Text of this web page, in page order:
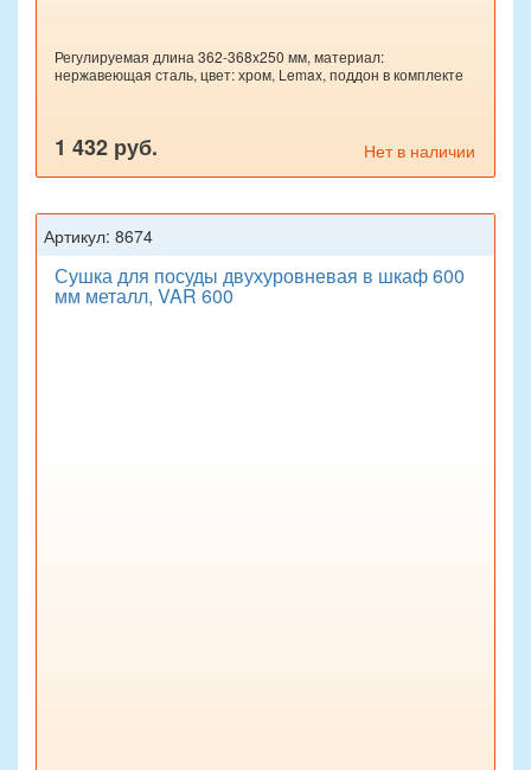
Регулируемая длина 362-368x250 мм, материал:
нержавеющая сталь, цвет: хром, Lemax, поддон в комплекте
1 432 руб. Нет в наличии
Артикул: 8674
Сушка для посуды двухуровневая в шкаф 600
мм металл, VAR 600